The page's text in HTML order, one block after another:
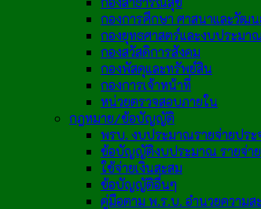
กองการศึกษา ศาสนาและวัฒ
กองยุทธศาสตร์และงบประมา
กองสวัสดิการสังคม
กองพัสดุและทรัพย์สิน
กองการเจ้าหน้าที่
หน่วยตรวจสอบภายใน
กฎหมาย/ข้อบัญญัติ
พรบ. งบประมาณรายจ่ายประ
ข้อบัญญัติงบประมาณ รายจ่าย
ใช้จ่ายเงินสะสม
ข้อบัญญัติอื่นๆ
คู่มือตาม พ.ร.บ. อำนวยความส